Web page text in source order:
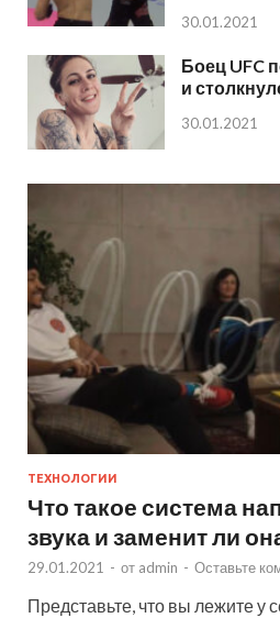
30.01.2021
Боец UFC
и
30.01.2021
ТЕХНОЛОГИИ
Что такое система
звука и заменит ли
29.01.2021 - от admin - Оставьте
Представьте, что вы лежите у